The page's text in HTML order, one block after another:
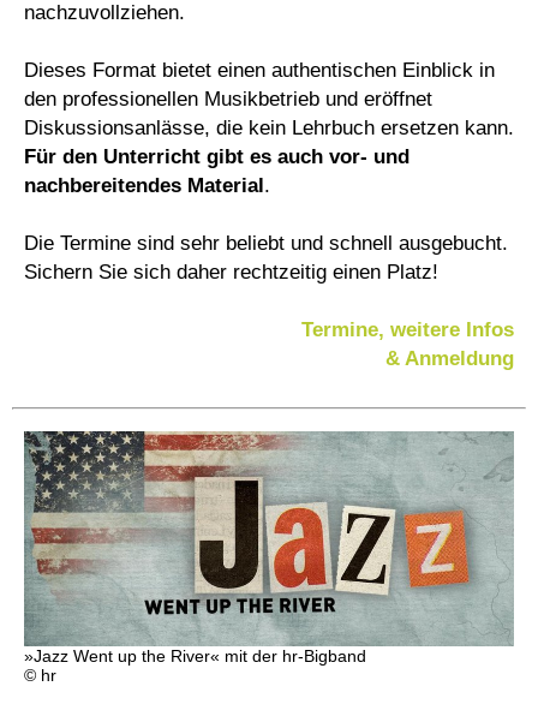
nachzuvollziehen.
Dieses Format bietet einen authentischen Einblick in
den professionellen Musikbetrieb und eröffnet
Diskussionsanlässe, die kein Lehrbuch ersetzen kann.
Für den Unterricht gibt es auch vor- und
nachbereitendes Material.
Die Termine sind sehr beliebt und schnell ausgebucht.
Sichern Sie sich daher rechtzeitig einen Platz!
Termine, weitere Infos
& Anmeldung
»Jazz Went up the River« mit der hr-Bigband
© hr